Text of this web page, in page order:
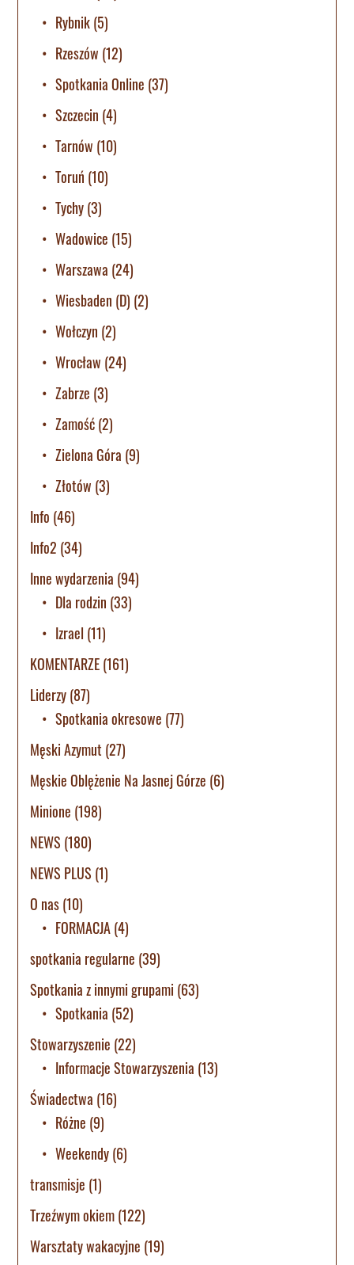
Rybnik(5)
Rzeszów (12)
Spotkania Online (37)
Szczecin (4)
Tarnów (10)
Toruń (10)
Tychy(3)
Wadowice (15)
Warszawa (24)
Wiesbaden (D) (2)
Wołczyn (2)
Wrocław (24)
Zabrze (3)
Zamość(2)
Zielona Góra (9)
Złotów (3)
Info (46)
Info2 (34)
Inne wydarzenia (94)
Dla rodzin (33)
Izrael (11)
KOMENTARZE(161)
Liderzy(87)
Spotkania okresowe (77)
Męski Azymut (27)
Męskie Oblężenie Na Jasnej Górze (6)
Minione (198)
NEWS (180)
NEWS PLUS (1)
O nas(10)
FORMACJA(4)
spotkania regularne (39)
Spotkania z innymi grupami (63)
Spotkania (52)
Stowarzyszenie (22)
Informacje Stowarzyszenia (13)
Świadectwa (16)
Różne (9)
Weekendy(6)
transmisje (1)
Trzeźwym okiem(122)
Warsztaty wakacyjne (19)